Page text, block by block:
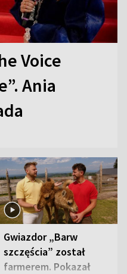
Voice
Ania
Gwiazdor „Barw
szczęścia” został
farmerem. Pokazał